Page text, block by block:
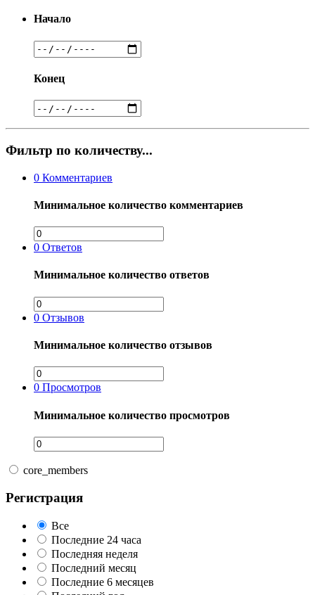
Начало
Конец
Фильтр по количеству...
0 Комментариев
Минимальное количество комментариев
0 Ответов
Минимальное количество ответов
0 Отзывов
Минимальное количество отзывов
0 Просмотров
Минимальное количество просмотров
core_members
Регистрация
Все
Последние 24 часа
Последняя неделя
Последний месяц
Последние 6 месяцев